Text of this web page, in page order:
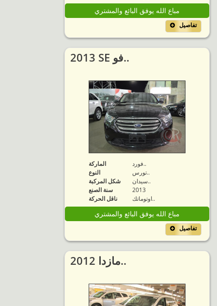
مباع الله يوفق البائع والمشتري
تفاصيل
2013 SE فو..
الماركة
فورد..
النوع
تورس..
شكل المركبة
سيدان..
سنة الصنع
2013
ناقل الحركة
اوتوماتك..
مباع الله يوفق البائع والمشتري
تفاصيل
2012 مازدا..